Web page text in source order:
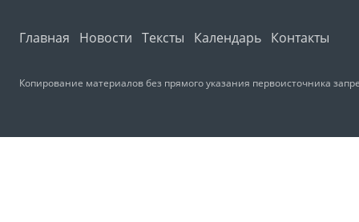
Главная Новости Тексты Календарь Контакты
Копирование материалов без прямого указания первоисточника